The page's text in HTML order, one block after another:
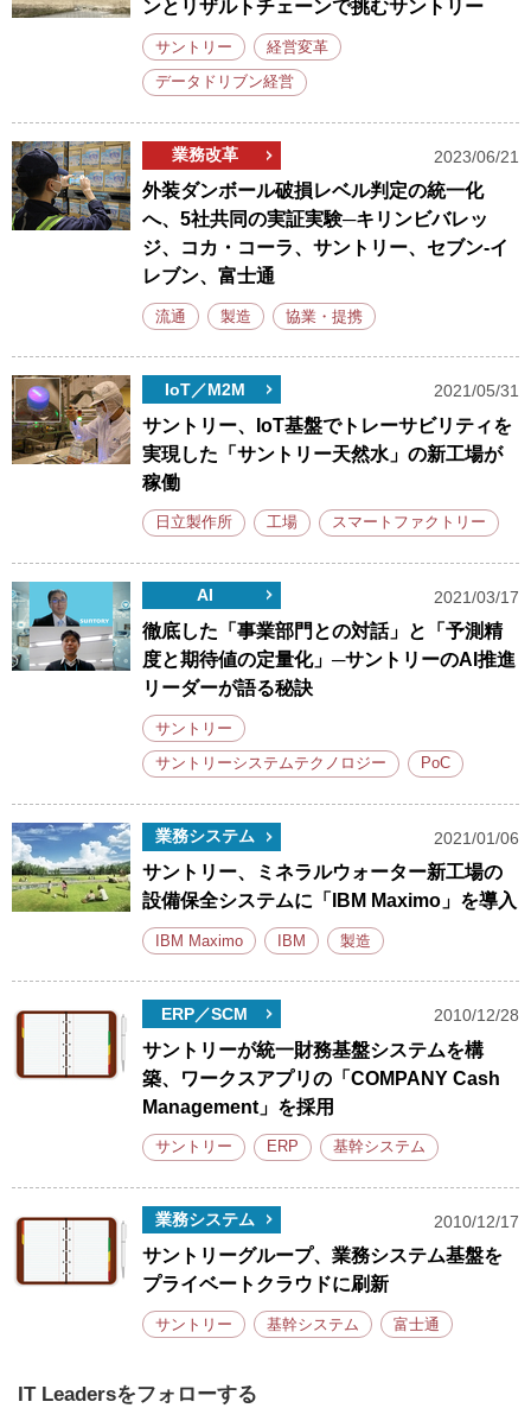
ンとリザルトチェーンで挑むサントリー
サントリー 経営変革
データドリブン経営
業務改革 2023/06/21
外装ダンボール破損レベル判定の統一化
へ、5社共同の実証実験─キリンビバレッ
ジ、コカ・コーラ、サントリー、セブン-イ
レブン、富士通
流通 製造 協業・提携
IoT／M2M 2021/05/31
サントリー、IoT基盤でトレーサビリティを
実現した「サントリー天然水」の新工場が
稼働
日立製作所 工場 スマートファクトリー
AI 2021/03/17
徹底した「事業部門との対話」と「予測精
度と期待値の定量化」─サントリーのAI推進
リーダーが語る秘訣
サントリー
サントリーシステムテクノロジー PoC
業務システム 2021/01/06
サントリー、ミネラルウォーター新工場の
設備保全システムに「IBM Maximo」を導入
IBM Maximo IBM 製造
ERP／SCM 2010/12/28
サントリーが統一財務基盤システムを構
築、ワークスアプリの「COMPANY Cash
Management」を採用
サントリー ERP 基幹システム
業務システム 2010/12/17
サントリーグループ、業務システム基盤を
プライベートクラウドに刷新
サントリー 基幹システム 富士通
IT Leadersをフォローする